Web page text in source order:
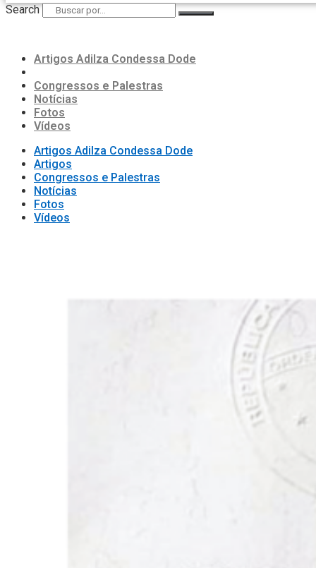
Search
Artigos Adilza Condessa Dode
Congressos e Palestras
Notícias
Fotos
Vídeos
Artigos Adilza Condessa Dode
Artigos
Congressos e Palestras
Notícias
Fotos
Vídeos